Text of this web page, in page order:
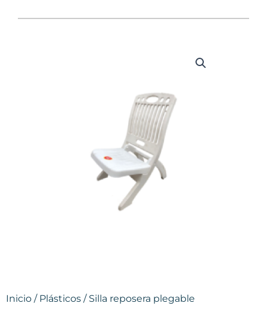
Inicio / Plásticos / Silla reposera plegable